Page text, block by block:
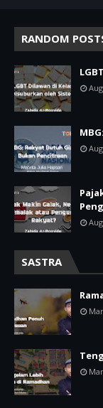
RANDOM
SASTRA